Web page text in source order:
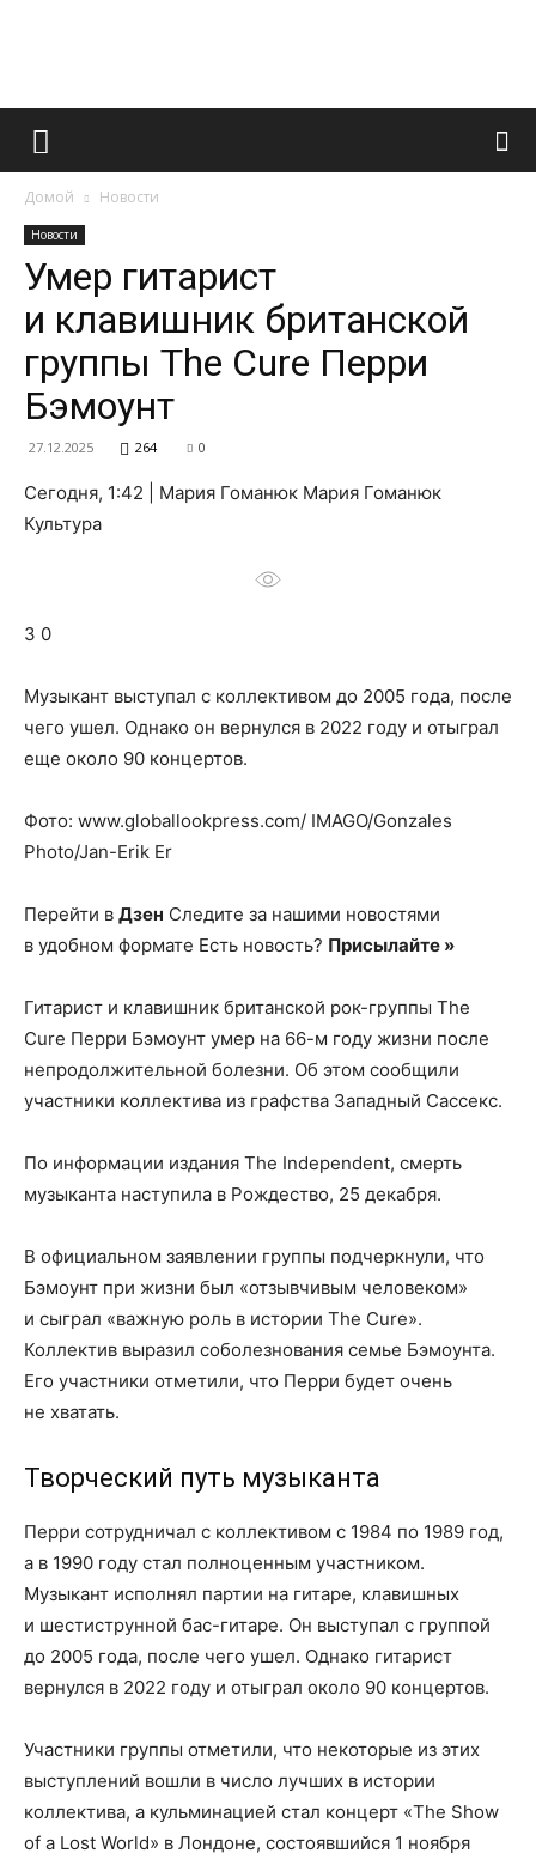
Французский
и
Домой Новости
Новости
Умер гитарист
и клавишник британской
группы The Cure Перри
Бэмоунт
27.12.2025 264 0
Сегодня, 1:42 | Мария Гоманюк Мария Гоманюк
Культура
3 0
Музыкант выступал с коллективом до 2005 года, после
чего ушел. Однако он вернулся в 2022 году и отыграл
еще около 90 концертов.
Фото: www.globallookpress.com/ IMAGO/Gonzales
Photo/Jan-Erik Er
Перейти в Дзен Следите за нашими новостями
в удобном формате Есть новость? Присылайте »
Гитарист и клавишник британской рок-группы The
Cure Перри Бэмоунт умер на 66-м году жизни после
непродолжительной болезни. Об этом сообщили
участники коллектива из графства Западный Сассекс.
По информации издания The Independent, смерть
музыканта наступила в Рождество, 25 декабря.
В официальном заявлении группы подчеркнули, что
Бэмоунт при жизни был «отзывчивым человеком»
и сыграл «важную роль в истории The Cure».
Коллектив выразил соболезнования семье Бэмоунта.
Его участники отметили, что Перри будет очень
не хватать.
Творческий путь музыканта
Перри сотрудничал с коллективом с 1984 по 1989 год,
а в 1990 году стал полноценным участником.
Музыкант исполнял партии на гитаре, клавишных
и шестиструнной бас-гитаре. Он выступал с группой
до 2005 года, после чего ушел. Однако гитарист
вернулся в 2022 году и отыграл около 90 концертов.
Участники группы отметили, что некоторые из этих
выступлений вошли в число лучших в истории
коллектива, а кульминацией стал концерт «The Show
of a Lost World» в Лондоне, состоявшийся 1 ноября